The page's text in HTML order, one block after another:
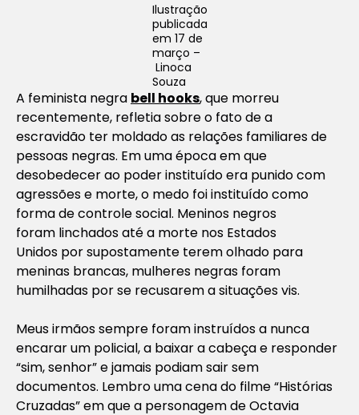
Ilustração
publicada
em 17 de
março –
Linoca
Souza
A feminista negra bell hooks, que morreu
recentemente, refletia sobre o fato de a
escravidão ter moldado as relações familiares de
pessoas negras. Em uma época em que
desobedecer ao poder instituído era punido com
agressões e morte, o medo foi instituído como
forma de controle social. Meninos negros
foram linchados até a morte nos Estados
Unidos por supostamente terem olhado para
meninas brancas, mulheres negras foram
humilhadas por se recusarem a situações vis.
Meus irmãos sempre foram instruídos a nunca
encarar um policial, a baixar a cabeça e responder
“sim, senhor” e jamais podiam sair sem
documentos. Lembro uma cena do filme “Histórias
Cruzadas” em que a personagem de Octavia